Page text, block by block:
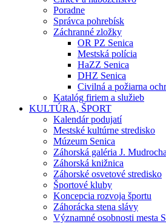
Poradne
Správca pohrebísk
Záchranné zložky
OR PZ Senica
Mestská polícia
HaZZ Senica
DHZ Senica
Civilná a požiarna
Katalóg firiem a služieb
KULTÚRA, ŠPORT
Kalendár podujatí
Mestské kultúrne stredisko
Múzeum Senica
Záhorská galéria J. Mudrocha
Záhorská knižnica
Záhorské osvetové stredisko
Športové kluby
Koncepcia rozvoja športu
Záhorácka stena slávy
Významné osobnosti mesta